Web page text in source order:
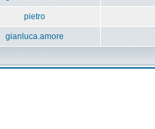
pietro
gianluca.amore